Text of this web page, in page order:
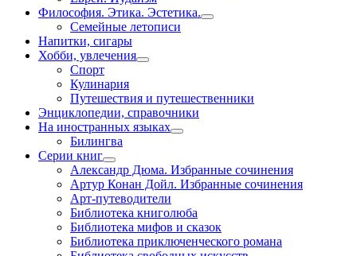
Философия. Этика. Эстетика.
Семейные летописи
Напитки, сигары
Хобби, увлечения
Спорт
Кулинария
Путешествия и путешественники
Энциклопедии, справочники
На иностранных языках
Билингва
Серии книг
Александр Дюма. Избранные сочинения
Артур Конан Дойл. Избранные сочинения
Арт-путеводители
Библиотека книголюба
Библиотека мифов и сказок
Библиотека приключенческого романа